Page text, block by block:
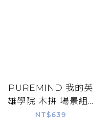
PUREMIND 我的英
雄學院 木拼 場景組...
NT$639